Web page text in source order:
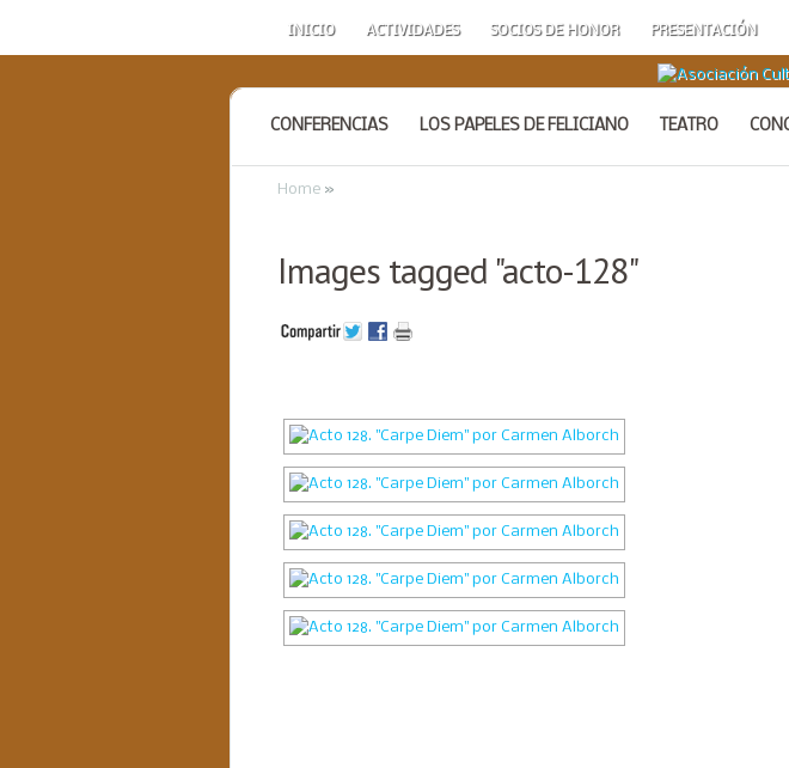
INICIO ACTIVIDADES SOCIOS DE HONOR PRESENTACIÓN
CONFERENCIAS LOS PAPELES DE FELICIANO TEATRO
Home »
Images tagged "acto-128"